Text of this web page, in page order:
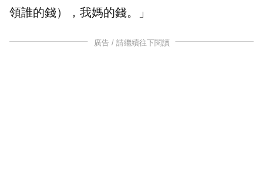
領誰的錢），我媽的錢。」
廣告 / 請繼續往下閱讀